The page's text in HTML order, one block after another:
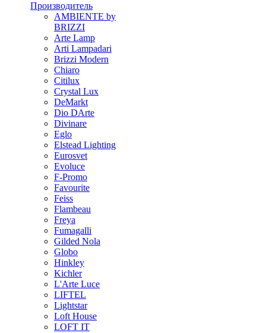
Производитель
AMBIENTE by
BRIZZI
Arte Lamp
Arti Lampadari
Brizzi Modern
Chiaro
Citilux
Crystal Lux
DeMarkt
Dio DArte
Divinare
Eglo
Elstead Lighting
Eurosvet
Evoluce
F-Promo
Favourite
Feiss
Flambeau
Freya
Fumagalli
Gilded Nola
Globo
Hinkley
Kichler
L'Arte Luce
LIFTEL
Lightstar
Loft House
LOFT IT